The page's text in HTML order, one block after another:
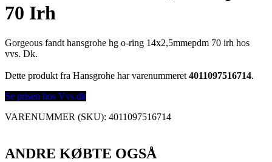
70 Irh
Gorgeous fandt hansgrohe hg o-ring 14x2,5mmepdm 70 irh hos
vvs. Dk.
Dette produkt fra Hansgrohe har varenummeret 4011097516714.
Se prisen hos Vvs.dk
VARENUMMER (SKU): 4011097516714
ANDRE KØBTE OGSÅ